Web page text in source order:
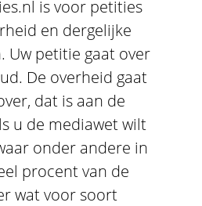
is voor petities
en dergelijke
Uw petitie gaat over
De overheid gaat
dat is aan de
u de mediawet wilt
onder andere in
procent van de
wat voor soort